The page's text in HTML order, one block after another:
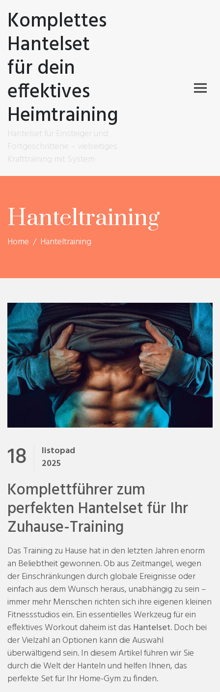
Komplettes
Hantelset
für dein
effektives
Heimtraining
Hantelset für Einsteiger und
Fortgeschrittene – vielseitiges
Krafttraining mit System
Hanteltraining
Home / Hanteltraining
18
listopad
2025
Komplettführer zum
perfekten Hantelset für Ihr
Zuhause-Training
Das Training zu Hause hat in den letzten Jahren enorm
an Beliebtheit gewonnen. Ob aus Zeitmangel, wegen
der Einschränkungen durch globale Ereignisse oder
einfach aus dem Wunsch heraus, unabhängig zu sein –
immer mehr Menschen richten sich ihre eigenen kleinen
Fitnessstudios ein. Ein essentielles Werkzeug für ein
effektives Workout daheim ist das Hantelset. Doch bei
der Vielzahl an Optionen kann die Auswahl
überwältigend sein. In diesem Artikel führen wir Sie
durch die Welt der Hanteln und helfen Ihnen, das
perfekte Set für Ihr Home-Gym zu finden.